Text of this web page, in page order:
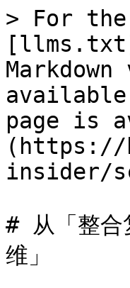
> For the
page is
(https://
insider/
# 从「整合
维」